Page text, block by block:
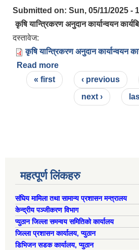
Submitted on: Sun, 05/11/2025 -
कृषि यान्त्रिकरण अनुदान कार्यान्वयन
दस्तावेज:
कृषि यान्त्रिकरण अनुदान कार्यान्वयन
Read more
२०८१
Pages
« first ‹ previous
next ›
महत्पूर्ण लिंकहरु
संघिय मामिला तथा सामान्य प्रशासन मन्त्रालय
केन्द्रीय पञ्जीकरण विभाग
प्युठान जिल्ला समन्वय समितिको कार्यालय
जिल्ला प्रशासन कार्यालय, प्युठान
डिभिजन सडक कार्यालय, प्युठान